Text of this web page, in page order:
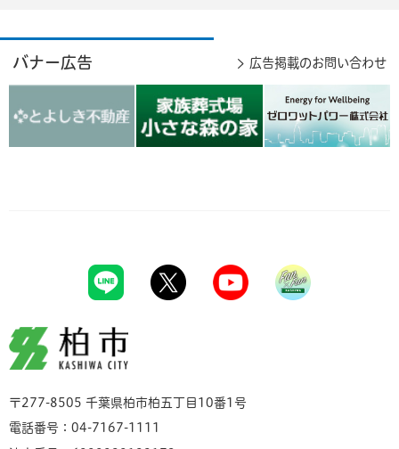
バナー広告 広告掲載のお問い合わせ
柏市
〒277-8505 千葉県柏市柏五丁目10番1号
電話番号：04-7167-1111